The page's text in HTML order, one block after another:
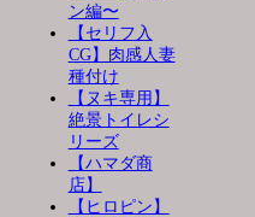
ン編〜
【セリフ入
CG】肉感人妻
種付け
【ヌキ専用】
絶景トイレシ
リーズ
【ハマダ商
店】
【ヒロピン】